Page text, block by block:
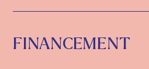
FINANCEMENT